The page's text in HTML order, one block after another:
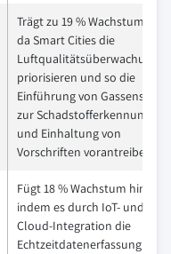
Trägt zu 19 % Wachstum bei,
da Smart Cities die
Luftqualitätsüberwachung
priorisieren und so die
Einführung von Gassensoren
zur Schadstofferkennung
und Einhaltung von
Vorschriften vorantreiben.
Fügt 18 % Wachstum hinzu,
indem es durch IoT- und
Cloud-Integration die
Echtzeitdatenerfassung und